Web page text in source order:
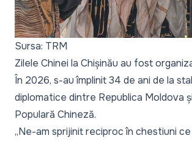
Sursa: TRM
Zilele Chinei la Chișinău au fost
În 2026, s-au împlinit 34 de ani de la
diplomatice dintre Republica Moldova
Populară Chineză.
„Ne-am sprijinit reciproc în chestiuni